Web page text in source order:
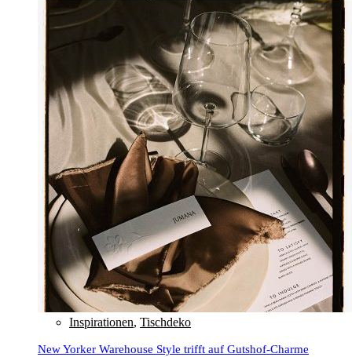
Inspirationen, Tischdeko
New Yorker Warehouse Style trifft auf Gutshof-Charme